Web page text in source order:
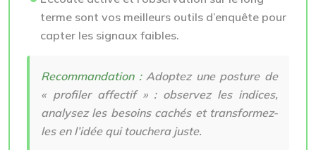
terme sont vos meilleurs outils d’enquête pour
capter les signaux faibles.
Recommandation :Adoptez une posture de
« profiler affectif » : observez les indices,
analysez les besoins cachés et transformez-
les en l’idée qui touchera juste.